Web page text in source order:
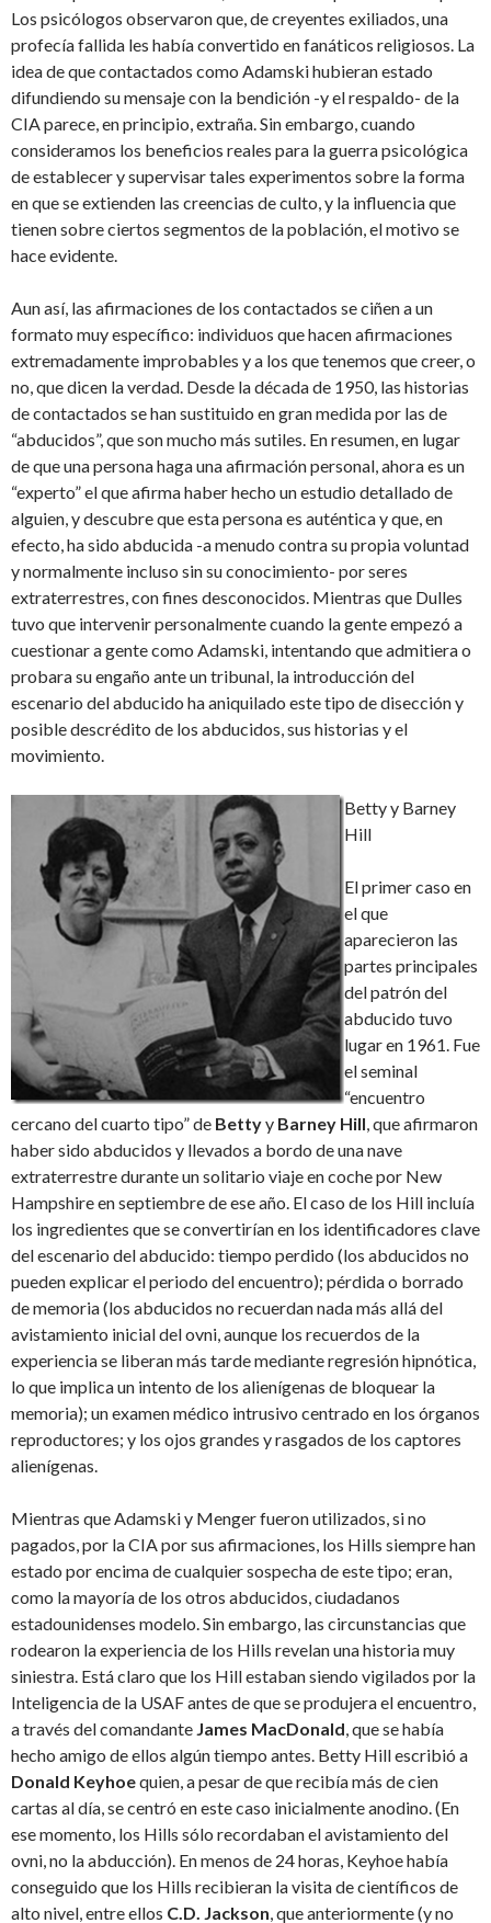
Los psicólogos observaron que, de creyentes exiliados, una
profecía fallida les había convertido en fanáticos religiosos. La
idea de que contactados como Adamski hubieran estado
difundiendo su mensaje con la bendición -y el respaldo- de la
CIA parece, en principio, extraña. Sin embargo, cuando
consideramos los beneficios reales para la guerra psicológica
de establecer y supervisar tales experimentos sobre la forma
en que se extienden las creencias de culto, y la influencia que
tienen sobre ciertos segmentos de la población, el motivo se
hace evidente.
Aun así, las afirmaciones de los contactados se ciñen a un
formato muy específico: individuos que hacen afirmaciones
extremadamente improbables y a los que tenemos que creer, o
no, que dicen la verdad. Desde la década de 1950, las historias
de contactados se han sustituido en gran medida por las de
“abducidos”, que son mucho más sutiles. En resumen, en lugar
de que una persona haga una afirmación personal, ahora es un
“experto” el que afirma haber hecho un estudio detallado de
alguien, y descubre que esta persona es auténtica y que, en
efecto, ha sido abducida -a menudo contra su propia voluntad
y normalmente incluso sin su conocimiento- por seres
extraterrestres, con fines desconocidos. Mientras que Dulles
tuvo que intervenir personalmente cuando la gente empezó a
cuestionar a gente como Adamski, intentando que admitiera o
probara su engaño ante un tribunal, la introducción del
escenario del abducido ha aniquilado este tipo de disección y
posible descrédito de los abducidos, sus historias y el
movimiento.
Betty y Barney
Hill
El primer caso en
el que
aparecieron las
partes principales
del patrón del
abducido tuvo
lugar en 1961. Fue
el seminal
“encuentro
cercano del cuarto tipo” de Bettyy Barney Hill, que afirmaron
haber sido abducidos y llevados a bordo de una nave
extraterrestre durante un solitario viaje en coche por New
Hampshire en septiembre de ese año. El caso de los Hill incluía
los ingredientes que se convertirían en los identificadores clave
del escenario del abducido: tiempo perdido (los abducidos no
pueden explicar el periodo del encuentro); pérdida o borrado
de memoria (los abducidos no recuerdan nada más allá del
avistamiento inicial del ovni, aunque los recuerdos de la
experiencia se liberan más tarde mediante regresión hipnótica,
lo que implica un intento de los alienígenas de bloquear la
memoria); un examen médico intrusivo centrado en los órganos
reproductores; y los ojos grandes y rasgados de los captores
alienígenas.
Mientras que Adamski y Menger fueron utilizados, si no
pagados, por la CIA por sus afirmaciones, los Hills siempre han
estado por encima de cualquier sospecha de este tipo; eran,
como la mayoría de los otros abducidos, ciudadanos
estadounidenses modelo. Sin embargo, las circunstancias que
rodearon la experiencia de los Hills revelan una historia muy
siniestra. Está claro que los Hill estaban siendo vigilados por la
Inteligencia de la USAF antes de que se produjera el encuentro,
a través del comandante James MacDonald, que se había
hecho amigo de ellos algún tiempo antes. Betty Hill escribió a
Donald Keyhoequien, a pesar de que recibía más de cien
cartas al día, se centró en este caso inicialmente anodino. (En
ese momento, los Hills sólo recordaban el avistamiento del
ovni, no la abducción). En menos de 24 horas, Keyhoe había
conseguido que los Hills recibieran la visita de científicos de
alto nivel, entre ellos C.D. Jackson, que anteriormente (y no